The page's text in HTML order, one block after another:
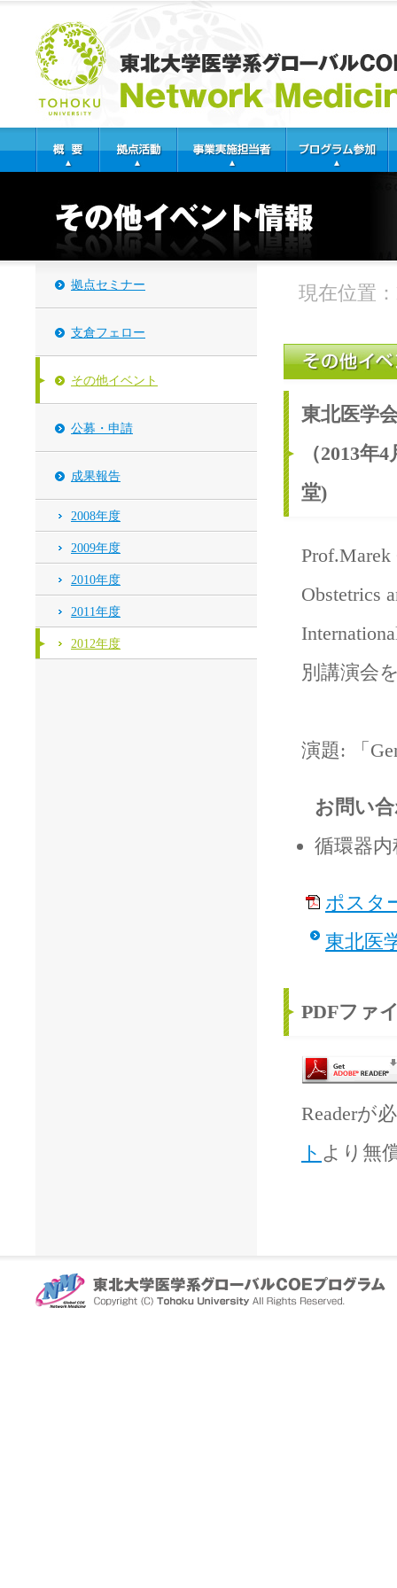
現在位置：
東北医学
（2013年
堂)
Prof.Marek
Obstetrics
別講演会
演題: 「
お問い
循環器
ポスタ
東北医
PDFファ
Readerが
ト より無
拠点セミナー
支倉フェロー
その他イベント
公募・申請
成果報告
2008年度
2009年度
2010年度
2011年度
2012年度